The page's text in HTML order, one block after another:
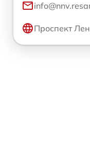
Проспект